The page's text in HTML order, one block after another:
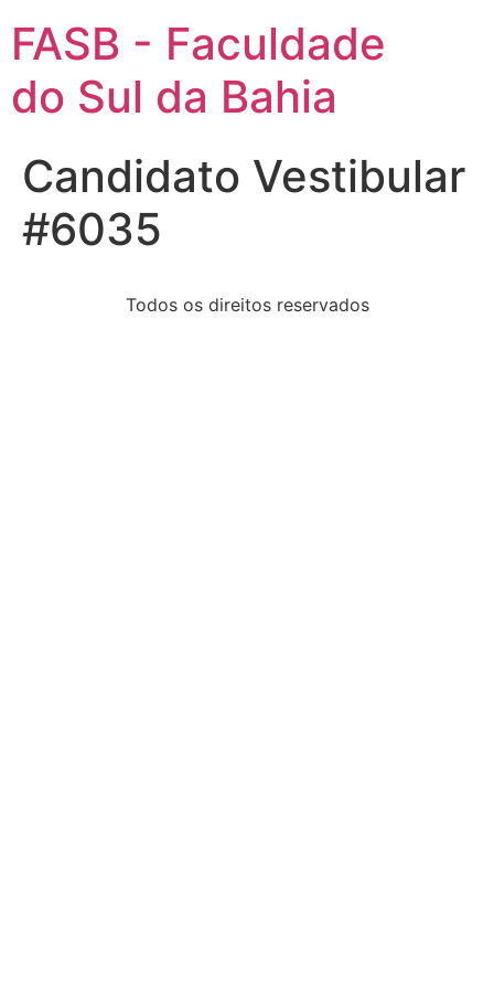
FASB - Faculdade
do Sul da Bahia
Candidato Vestibular
#6035
Todos os direitos reservados